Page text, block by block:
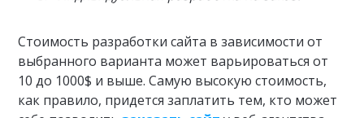
Стоимость разработки сайта в зависимости от
выбранного варианта может варьироваться от
10 до 1000$ и выше. Самую высокую стоимость,
как правило, придется заплатить тем, кто может